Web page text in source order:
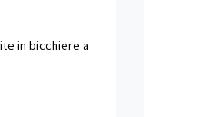
in bicchiere a